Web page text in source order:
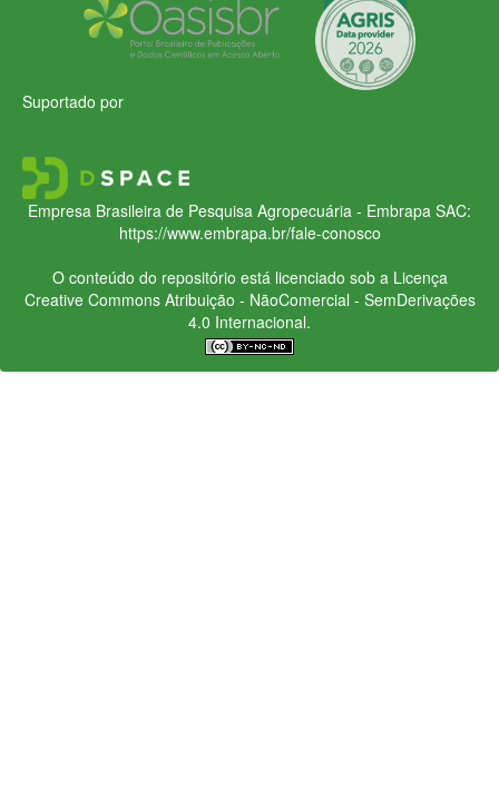
Suportado por
Empresa Brasileira de Pesquisa Agropecuária - Embrapa SAC:
https://www.embrapa.br/fale-conosco
O conteúdo do repositório está licenciado sob a Licença
Creative CommonsAtribuição - NãoComercial - SemDerivações
4.0 Internacional.